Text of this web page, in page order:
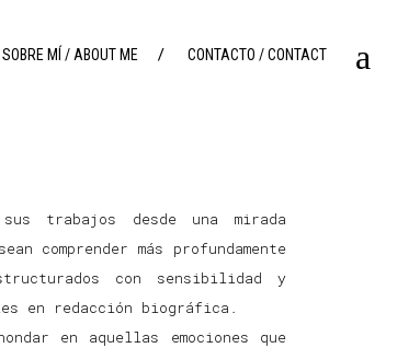
SOBRE MÍ / ABOUT ME CONTACTO / CONTACT
trabajos desde una mirada
comprender más profundamente
con sensibilidad y
en redacción biográfica.
en aquellas emociones que